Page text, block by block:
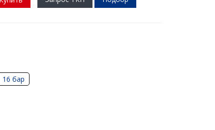
16 бар